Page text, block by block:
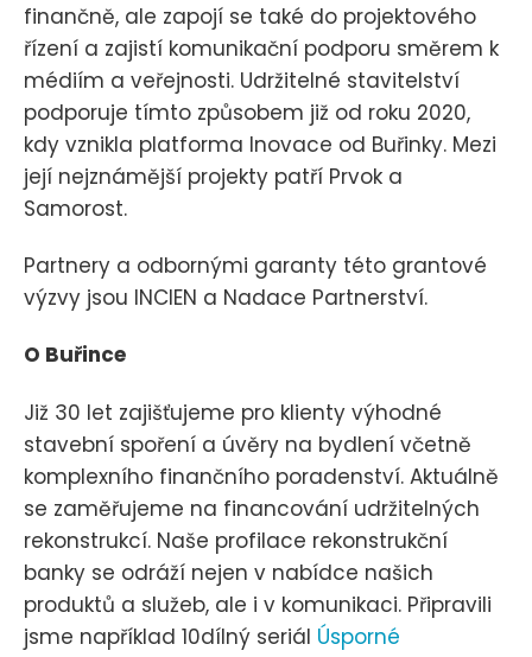
finančně, ale zapojí se také do projektového
řízení a zajistí komunikační podporu směrem k
médiím a veřejnosti. Udržitelné stavitelství
podporuje tímto způsobem již od roku 2020,
kdy vznikla platforma Inovace od Buřinky. Mezi
její nejznámější projekty patří Prvok a
Samorost.
Partnery a odbornými garanty této grantové
výzvy jsou INCIEN a Nadace Partnerství.
O Buřince
Již 30 let zajišťujeme pro klienty výhodné
stavební spoření a úvěry na bydlení včetně
komplexního finančního poradenství. Aktuálně
se zaměřujeme na financování udržitelných
rekonstrukcí. Naše profilace rekonstrukční
banky se odráží nejen v nabídce našich
produktů a služeb, ale i v komunikaci. Připravili
jsme například 10dílný seriál Úsporné